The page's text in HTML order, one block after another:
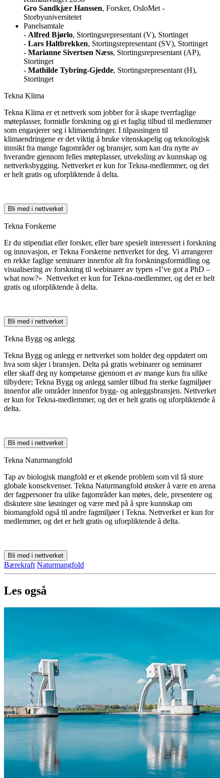
Gro Sandkjær Hanssen, Forsker, OsloMet -
Storbyuniversitetet
Panelsamtale
- Alfred Bjørlo, Stortingsrepresentant (V), Stortinget
- Lars Haltbrekken, Stortingsrepresentant (SV), Stortinget
- Marianne Sivertsen Næss, Stortingsrepresentant (AP),
Stortinget
- Mathilde Tybring-Gjedde, Stortingsrepresentant (H),
Stortinget
Tekna Klima
Tekna Klima er et nettverk som jobber for å skape tverrfaglige
møteplasser, formidle forskning og gi et faglig tilbud til medlemmer
som engasjerer seg i klimaendringer. I tilpasningen til
klimaendringene er det viktig å bruke vitenskapelig og teknologisk
innsikt fra mange fagområder og bransjer, som kan dra nytte av
hverandre gjennom felles møteplasser, utveksling av kunnskap og
nettverksbygging. Nettverket er kun for Tekna-medlemmer, og det
er helt gratis og uforpliktende å delta.
Bli med i nettverket
Tekna Forskerne
Er du stipendiat eller forsker, eller bare spesielt interessert i forskning
og innovasjon, er Tekna Forskerne nettverket for deg. Vi arrangerer
en rekke faglige seminarer innenfor alt fra forskningsformidling og
visualisering av forskning til webinarer av typen «I’ve got a PhD –
what now?» Nettverket er kun for Tekna-medlemmer, og det er helt
gratis og uforpliktende å delta.
Bli med i nettverket
Tekna Bygg og anlegg
Tekna Bygg og anlegg er nettverket som holder deg oppdatert om
hva som skjer i bransjen. Delta på gratis webinarer og seminarer
eller skaff deg ny kompetanse gjennom et av mange kurs fra ulike
tilbydere; Tekna Bygg og anlegg samler tilbud fra sterke fagmiljøer
innenfor alle områder innenfor bygg- og anleggsbransjen. Nettverket
er kun for Tekna-medlemmer, og det er helt gratis og uforpliktende å
delta.
Bli med i nettverket
Tekna Naturmangfold
Tap av biologisk mangfold er et økende problem som vil få store
globale konsekvenser. Tekna Naturmangfold ønsker å være en arena
der fagpersoner fra ulike fagområder kan møtes, dele, presentere og
diskutere sine løsninger og være med på å spre kunnskap om
biomangfold også til andre fagmiljøer i Tekna. Nettverket er kun for
medlemmer, og det er helt gratis og uforpliktende å delta.
Bli med i nettverket
Bærekraft Naturmangfold
Les også